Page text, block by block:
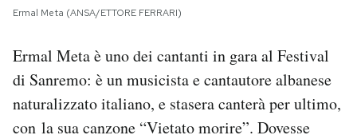
SHOP
Ermal Meta (ANSA/ETTORE FERRARI)
Ermal Meta è uno dei cantanti in gara al Festival
di Sanremo: è un musicista e cantautore albanese
naturalizzato italiano, e stasera canterà per ultimo,
con la sua canzone “Vietato morire”. Dovesse